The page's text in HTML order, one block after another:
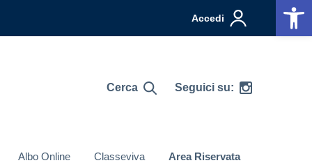
Accedi
Cerca Seguici su:
Albo Online Classeviva Area Riservata